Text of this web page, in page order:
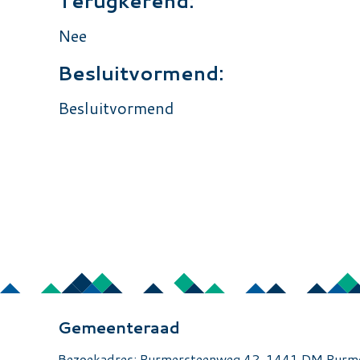
Nee
Besluitvormend:
Besluitvormend
Gemeenteraad